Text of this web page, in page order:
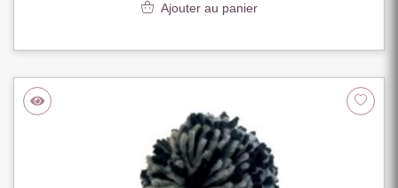
Ajouter au panier